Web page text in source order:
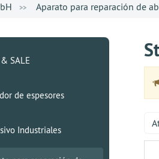
Aparato para reparación de
SALE
de espesores
Industriales